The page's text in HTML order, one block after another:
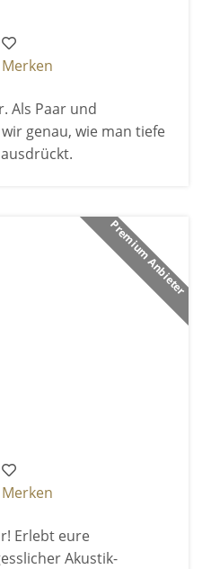
Merken
Als Paar und
genau, wie man tiefe
Premium Anbieter
Merken
Erlebt eure
Akustik-